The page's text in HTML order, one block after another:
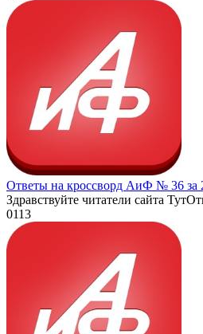
Ответы на кроссворд АиФ № 36 за
Здравствуйте читатели сайта
0113